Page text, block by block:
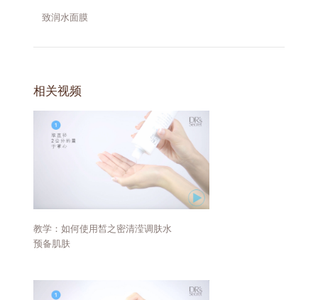
致润水面膜
相关视频
教学：如何使用皙之密清滢调肤水
预备肌肤